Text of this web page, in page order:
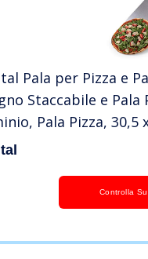
Pala per Pizza e
Staccabile e Pala
Pala Pizza, 30,5
Controlla